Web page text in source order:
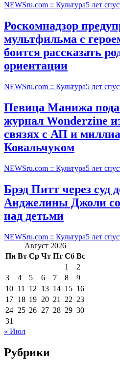
NEWSru.com :: Культура5 лет
Роскомнадзор
мультфильма c
боится рассказать
ориентации
NEWSru.com :: Культура5 лет
Певица Манижа
журнал Wonderzine
связях с АП и
Ковальчуком
NEWSru.com :: Культура5 лет
Брэд Питт через суд
Анджелины Джоли
над детьми
NEWSru.com :: Культура5 лет
Август 2026
Пн Вт Ср Чт Пт Сб Вс
1
2
3
4 5 6 7 8
9
10 11 12 13 14 15 16
17 18 19 20 21 22 23
24 25 26 27 28 29 30
31
« Июл
Рубрики